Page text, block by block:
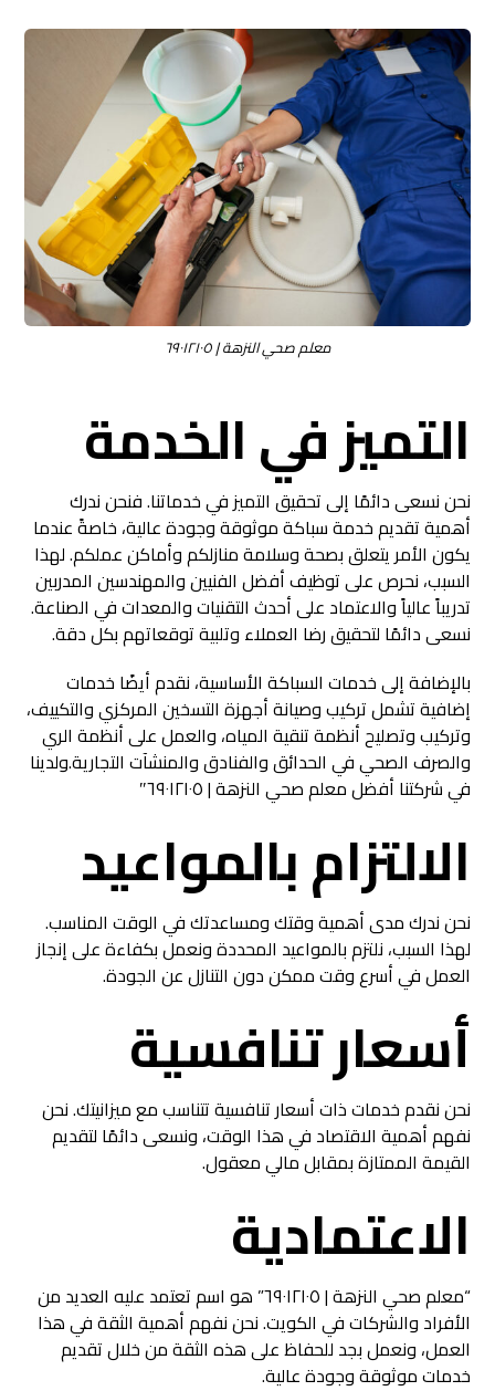
معلم صحي النزهة | ٦٩٠١٢١٠٥
التميز في الخدمة
نحن نسعى دائمًا إلى تحقيق التميز في خدماتنا. فنحن ندرك
أهمية تقديم خدمة سباكة موثوقة وجودة عالية، خاصةً عندما
يكون الأمر يتعلق بصحة وسلامة منازلكم وأماكن عملكم. لهذا
السبب، نحرص على توظيف أفضل الفنيين والمهندسين المدربين
تدريباً عالياً والاعتماد على أحدث التقنيات والمعدات في الصناعة.
نسعى دائمًا لتحقيق رضا العملاء وتلبية توقعاتهم بكل دقة.
بالإضافة إلى خدمات السباكة الأساسية، نقدم أيضًا خدمات
إضافية تشمل تركيب وصيانة أجهزة التسخين المركزي والتكييف،
وتركيب وتصليح أنظمة تنقية المياه، والعمل على أنظمة الري
والصرف الصحي في الحدائق والفنادق والمنشآت التجارية.ولدينا
في شركتنا أفضل معلم صحي النزهة | ٦٩٠١٢١٠٥″
الالتزام بالمواعيد
نحن ندرك مدى أهمية وقتك ومساعدتك في الوقت المناسب.
لهذا السبب، نلتزم بالمواعيد المحددة ونعمل بكفاءة على إنجاز
العمل في أسرع وقت ممكن دون التنازل عن الجودة.
أسعار تنافسية
نحن نقدم خدمات ذات أسعار تنافسية تتناسب مع ميزانيتك. نحن
نفهم أهمية الاقتصاد في هذا الوقت، ونسعى دائمًا لتقديم
القيمة الممتازة بمقابل مالي معقول.
الاعتمادية
“معلم صحي النزهة | ٦٩٠١٢١٠٥” هو اسم تعتمد عليه العديد من
الأفراد والشركات في الكويت. نحن نفهم أهمية الثقة في هذا
العمل، ونعمل بجد للحفاظ على هذه الثقة من خلال تقديم
خدمات موثوقة وجودة عالية.